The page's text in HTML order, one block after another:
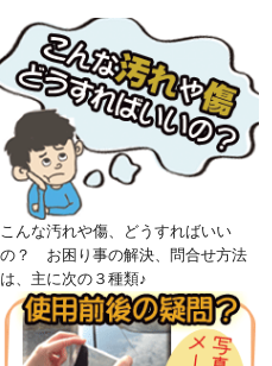
こんな汚れや傷、どうすればいい
の？ お困り事の解決、問合せ方法
は、主に次の３種類♪